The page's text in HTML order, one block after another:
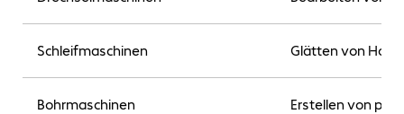
Schleifmaschinen Glätten von
Bohrmaschinen Erstellen von